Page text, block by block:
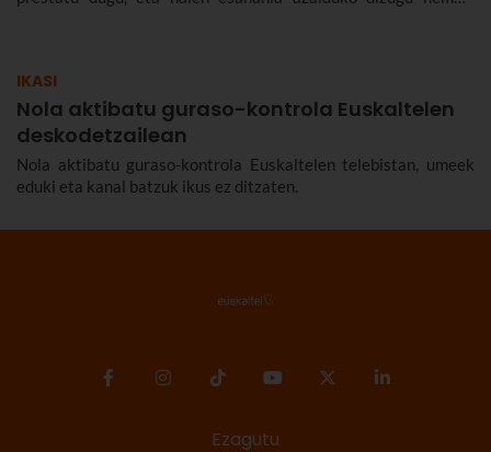
IKASI
Nola aktibatu guraso-kontrola Euskaltelen
deskodetzailean
Nola aktibatu guraso-kontrola Euskaltelen telebistan, umeek
eduki eta kanal batzuk ikus ez ditzaten.
Ezagutu